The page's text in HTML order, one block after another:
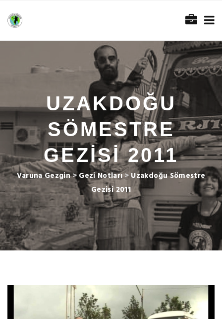
UZAKDOĞU
SÖMESTRE
GEZISI 2011
Varuna Gezgin>Gezi Notları> Uzakdoğu Sömestre
Gezisi 2011